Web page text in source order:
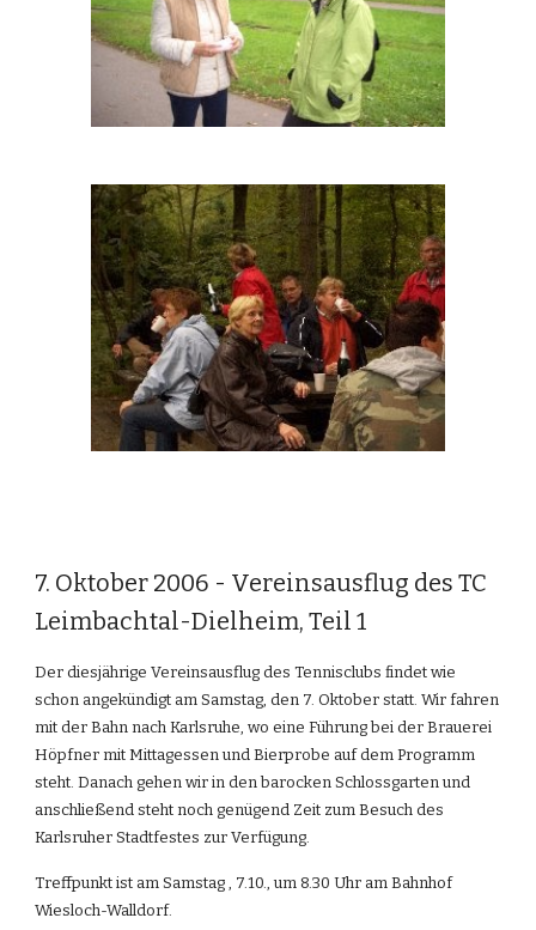
7. Oktober 2006 - Vereinsausflug des TC
Leimbachtal-Dielheim, Teil 1
Der diesjährige Vereinsausflug des Tennisclubs findet wie
schon angekündigt am Samstag, den 7. Oktober statt. Wir fahren
mit der Bahn nach Karlsruhe, wo eine Führung bei der Brauerei
Höpfner mit Mittagessen und Bierprobe auf dem Programm
steht. Danach gehen wir in den barocken Schlossgarten und
anschließend steht noch genügend Zeit zum Besuch des
Karlsruher Stadtfestes zur Verfügung.
Treffpunkt ist am Samstag , 7.10., um 8.30 Uhr am Bahnhof
Wiesloch-Walldorf.